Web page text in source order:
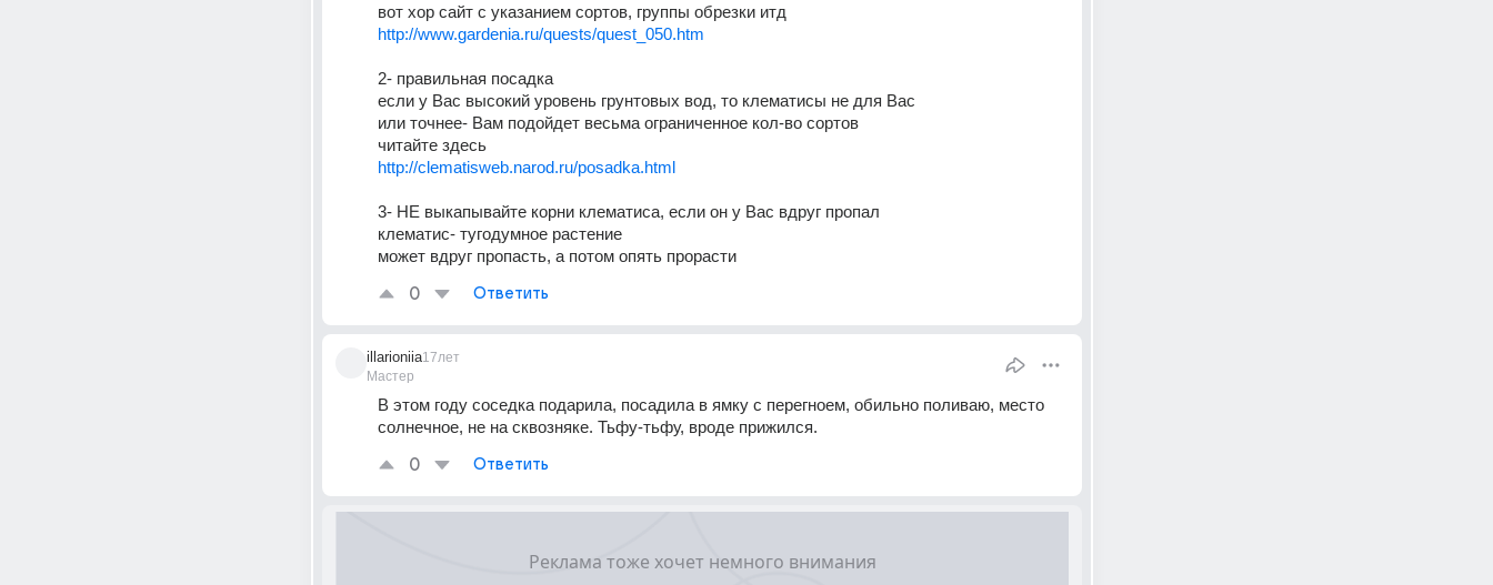
вот хор сайт с указанием сортов, группы обрезки итд
http://www.gardenia.ru/quests/quest_050.htm
2- правильная посадка
если у Вас высокий уровень грунтовых вод, то клематисы не для Вас
или точнее- Вам подойдет весьма ограниченное кол-во сортов
читайте здесь
http://clematisweb.narod.ru/posadka.html
3- НЕ выкапывайте корни клематиса, если он у Вас вдруг пропал
клематис- тугодумное растение
может вдруг пропасть, а потом опять прорасти
0 Ответить
illarioniia
Мастер
17лет
В этом году соседка подарила, посадила в ямку с перегноем, обильно поливаю, место
солнечное, не на сквозняке. Тьфу-тьфу, вроде прижился.
0 Ответить